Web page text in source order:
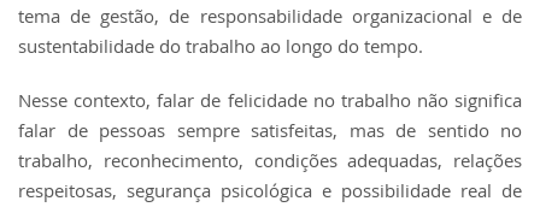
tema de gestão, de responsabilidade organizacional e de
sustentabilidade do trabalho ao longo do tempo.
Nesse contexto, falar de felicidade no trabalho não significa
falar de pessoas sempre satisfeitas, mas de sentido no
trabalho, reconhecimento, condições adequadas, relações
respeitosas, segurança psicológica e possibilidade real de